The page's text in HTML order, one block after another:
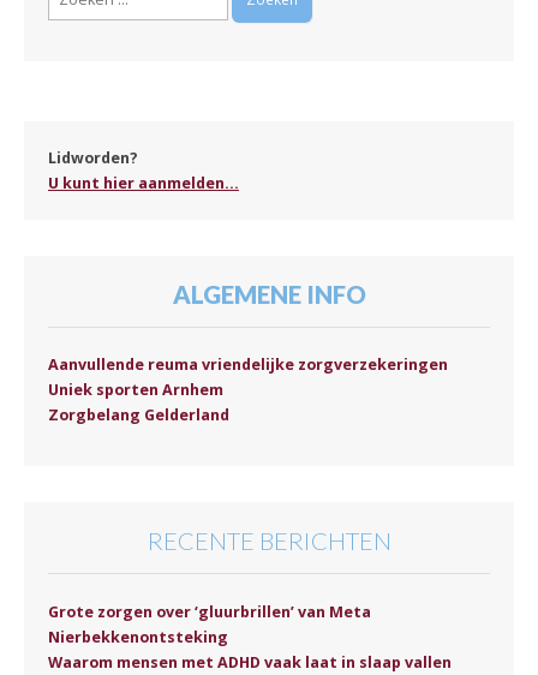
Lidworden?
U kunt hier aanmelden...
ALGEMENE INFO
Aanvullende reuma vriendelijke zorgverzekeringen
Uniek sporten Arnhem
Zorgbelang Gelderland
RECENTE BERICHTEN
Grote zorgen over ‘gluurbrillen’ van Meta
Nierbekkenontsteking
Waarom mensen met ADHD vaak laat in slaap vallen